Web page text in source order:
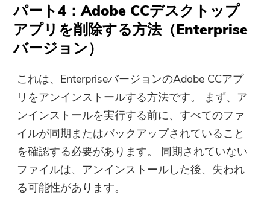
パート4：Adobe CCデスクトップ
アプリを削除する方法（Enterprise
バージョン）
これは、EnterpriseバージョンのAdobe CCアプ
リをアンインストールする方法です。 まず、ア
ンインストールを実行する前に、すべてのファ
イルが同期またはバックアップされていること
を確認する必要があります。 同期されていない
ファイルは、アンインストールした後、失われ
る可能性があります。